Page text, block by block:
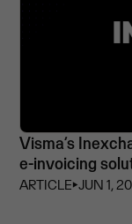
Visma’s
e-invoicing
ARTICLE⏵JUN 1,